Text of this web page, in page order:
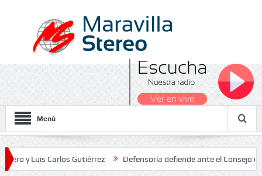
Menú
Carlos Gutiérrez Defensoría defiende ante el Consejo de Estado